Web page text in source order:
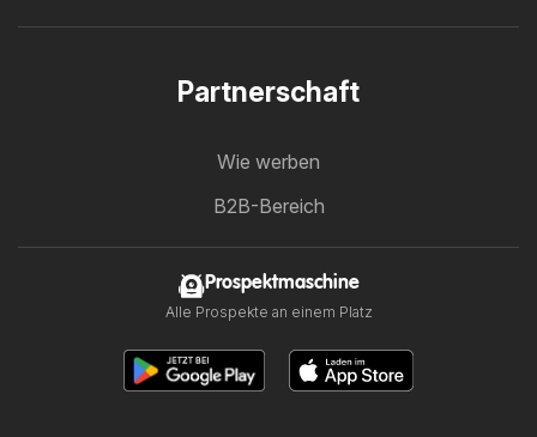
Partnerschaft
Wie werben
B2B-Bereich
Prospektmaschine
Alle Prospekte an einem Platz